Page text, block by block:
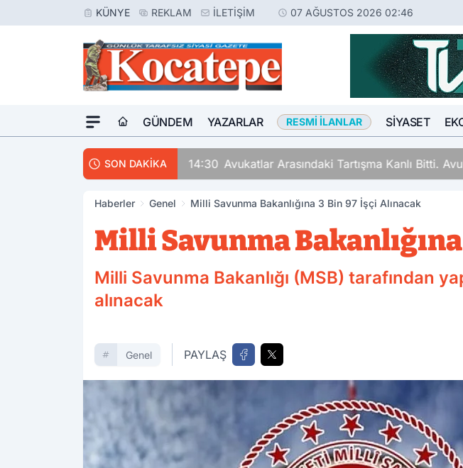
KÜNYE REKLAM İLETIŞIM 07 AĞUSTOS 2026 02:46
GÜNDEM YAZARLAR RESMI İLANLAR SIYASET
SON DAKİKA 14:30 Avukatlar Arasındaki Tartışma Kanlı Bitti.
Haberler Genel Milli Savunma Bakanlığına 3 Bin 97 İşçi Alınacak
Milli Savunma
Milli Savunma Bakanlığı (MSB) tarafından
alınacak
Genel PAYLAŞ